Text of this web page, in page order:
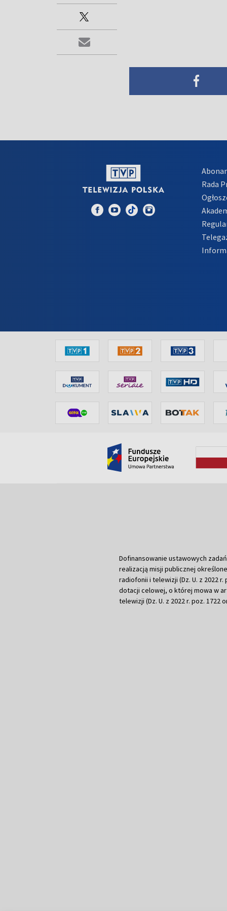
Rada
Dofinansowanie ustawowych
realizacją misji publicznej
radiofonii i telewizji (Dz. U. z 2022
dotacji celowej, o której mowa w
telewizji (Dz. U. z 2022 r. poz. 1722